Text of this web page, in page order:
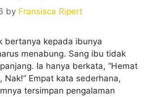
by Fransisca Ripert
bertanya kepada ibunya
menabung. Sang ibu tidak
Ia hanya berkata, “Hemat
Nak!” Empat kata sederhana,
tersimpan pengalaman